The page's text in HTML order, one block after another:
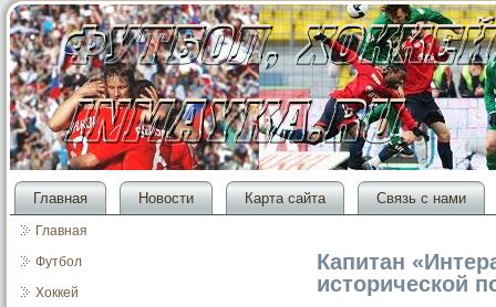
Главная Новости Карта сайта Связь с нами
Главная
Футбол
Хоккей
Капитан
исторической